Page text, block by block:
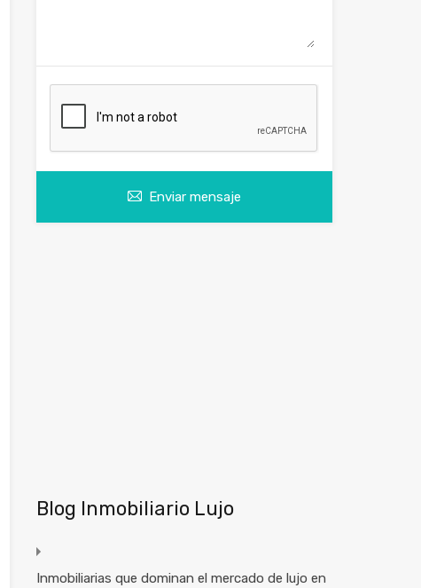
Enviar mensaje
Blog Inmobiliario Lujo
Inmobiliarias que dominan el mercado de lujo en